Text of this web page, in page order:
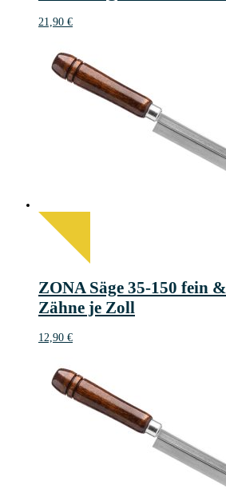
21,90 €
ZONA Säge 35-150 fein
Zähne je Zoll
12,90 €